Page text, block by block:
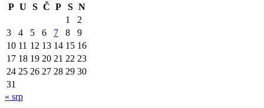
P U S Č P S N
1
2
3
4 5 6 7 8
9
10 11 12 13 14 15 16
17 18 19 20 21 22 23
24 25 26 27 28 29 30
31
« srp